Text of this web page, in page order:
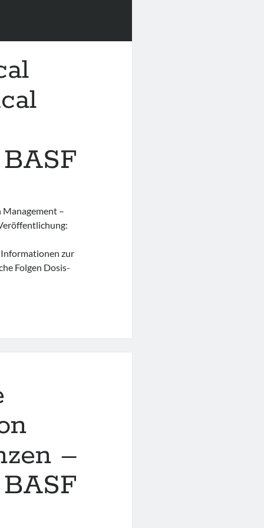
–
zur
Folgen Dosis-
–